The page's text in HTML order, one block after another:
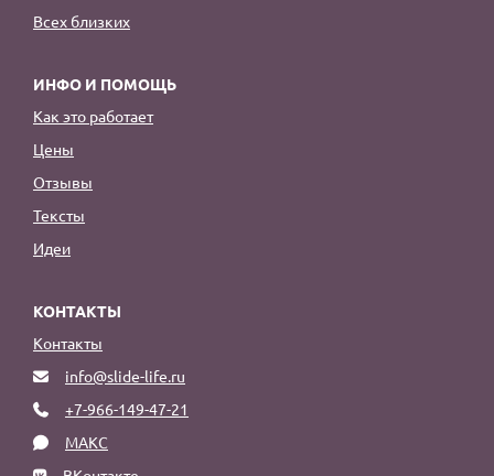
Всех близких
ИНФО И ПОМОЩЬ
Как это работает
Цены
Отзывы
Тексты
Идеи
КОНТАКТЫ
Контакты
info@slide-life.ru
+7-966-149-47-21
МАКС